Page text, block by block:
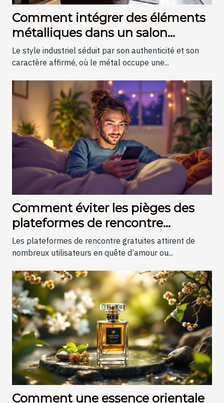
Comment intégrer des éléments
métalliques dans un salon
industriel ?
Le style industriel séduit par son authenticité et son
caractère affirmé, où le métal occupe une...
Comment éviter les pièges des
plateformes de rencontre
gratuites ?
Les plateformes de rencontre gratuites attirent de
nombreux utilisateurs en quête d’amour ou...
Comment une essence orientale